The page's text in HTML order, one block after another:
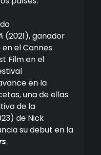
(2021), ganador
el Cannes
Film en el
en la
una de ellas
de la
de Nick
su debut en la
.